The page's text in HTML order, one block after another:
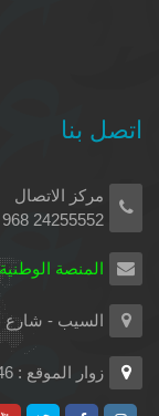
اتصل بنا
مركز الاتصال
24255552 968
المنصة
السيب - شارع
زوار الموقع : 129106546